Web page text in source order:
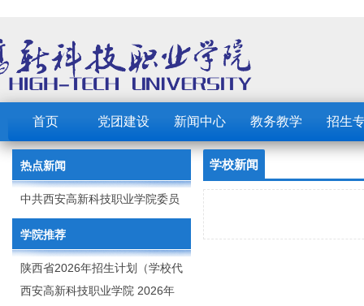
首页 党团建设 新闻中心 教务教学 招生
热点新闻
中共西安高新科技职业学院委员
会 2023年党建工作要点
学院推荐
陕西省2026年招生计划（学校代
码：8103）
西安高新科技职业学院 2026年
学校新闻